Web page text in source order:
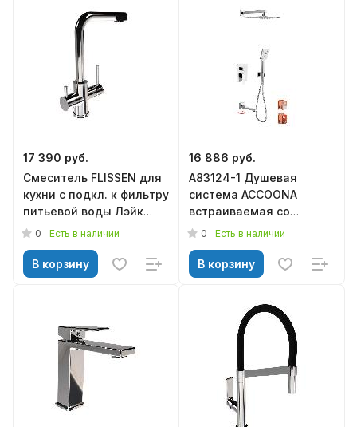
17 390 руб.
Смеситель FLISSEN для
кухни с подкл. к фильтру
питьевой воды Лэйк
хром SF232063CH
0 Есть в наличии
В корзину
16 886 руб.
A83124-1 Душевая
система ACCOONA
встраиваемая со
смесителем и
хром (4)
0 Есть в наличии
В корзину